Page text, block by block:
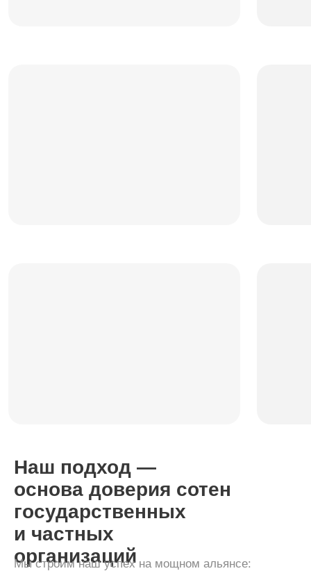
Наш подход —
основа доверия сотен
государственных
и частных
организаций
Мы строим наш успех на мощном альянсе: